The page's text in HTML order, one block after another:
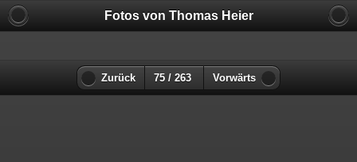
Fotos von Thomas Heier
Zurück 75 / 263 Vorwärts